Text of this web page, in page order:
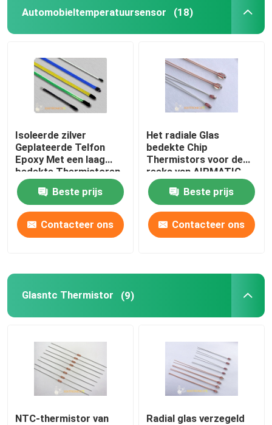
Automobieltemperatuursensor (18)
Isoleerde zilver
Geplateerde Telfon
Epoxy Met een laag
bedekte Thermistoren
voor Auto Seat
Verwarmend
Achteruitkijkspiegel en
Stuurwiel het
Verwarmen
Beste prijs
Contacteer ons
Het radiale Glas
bedekte Chip
Thermistors voor de
reeks van AIRMATIC
MF57 met
Hoofdgrootte 1.6mm &
2.3mm met een laag
Beste prijs
Contacteer ons
Glasntc Thermistor (9)
NTC-thermistor van
Radial glas verzegeld